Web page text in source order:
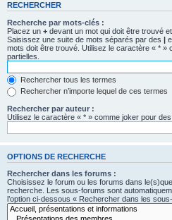
RECHERCHER
Recherche par mots-clés :
Placez un + devant un mot qui doit être trouvé
Saisissez une suite de mots séparés par des |
mots doit être trouvé. Utilisez le caractère « * »
partielles.
Rechercher tous les termes
Rechercher n’importe lequel de ces termes
Rechercher par auteur :
Utilisez le caractère « * » comme joker pour
OPTIONS DE RECHERCHE
Rechercher dans les forums :
Choisissez le forum ou les forums dans
recherche. Les sous-forums sont
l’option ci-dessous « Rechercher dans les